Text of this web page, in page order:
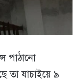
পাঠানো
তা যাচাইয়ে ৯